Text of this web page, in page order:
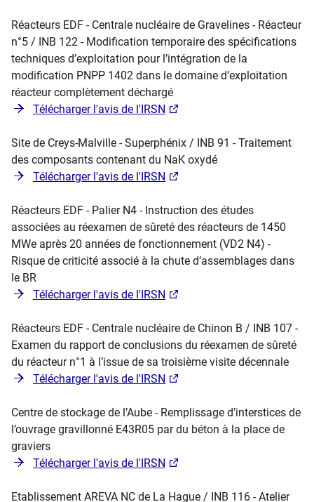
Réacteurs EDF - Centrale nucléaire de Gravelines - Réacteur
n°5 / INB 122 - Modification temporaire des spécifications
techniques d’exploitation pour l’intégration de la
modification PNPP 1402 dans le domaine d’exploitation
réacteur complètement déchargé
Télécharger l'avis de l'IRSN
Site de Creys-Malville - Superphénix / INB 91 - Traitement
des composants contenant du NaK oxydé
Télécharger l'avis de l'IRSN
Réacteurs EDF - Palier N4 - Instruction des études
associées au réexamen de sûreté des réacteurs de 1450
MWe après 20 années de fonctionnement (VD2 N4) -
Risque de criticité associé à la chute d’assemblages dans
le BR
Télécharger l'avis de l'IRSN
Réacteurs EDF - Centrale nucléaire de Chinon B / INB 107 -
Examen du rapport de conclusions du réexamen de sûreté
du réacteur n°1 à l’issue de sa troisième visite décennale
Télécharger l'avis de l'IRSN
Centre de stockage de l’Aube - Remplissage d’interstices de
l’ouvrage gravillonné E43R05 par du béton à la place de
graviers
Télécharger l'avis de l'IRSN
Etablissement AREVA NC de La Hague / INB 116 - Atelier